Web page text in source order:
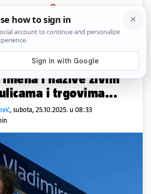
PRIJAVA
News
opet zašto nije dobro
i nazive živim
i trgovima...
, subota, 25.10.2025. u 08:33